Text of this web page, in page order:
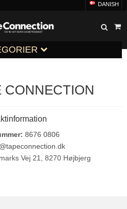
DANISH
CONNECTION
8676 0806
Vej 21, 8270 Højbjerg